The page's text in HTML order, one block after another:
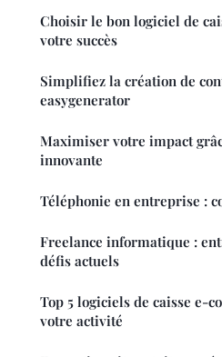
Choisir le bon logiciel de
votre succès
Simplifiez la création de
easygenerator
Maximiser votre impact
innovante
Téléphonie en entreprise :
Freelance informatique :
défis actuels
Top 5 logiciels de caisse e-
votre activité